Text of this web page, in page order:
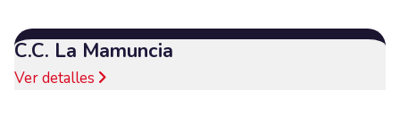
C.C. La Mamuncia
Ver detalles